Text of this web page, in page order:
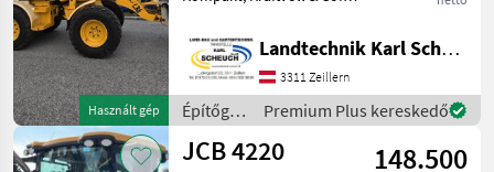
Használt gép
eine zuverlässige
Arbeitsmaschine für Hof,
Baustelle oder Garten-
Landschaftsbau? Dieser JCB
Landtechnik Karl Scheuch
3311 Zeillern
Építőgépek
/ JCB
Premium Plus kereskedő
JCB 4220
148.500